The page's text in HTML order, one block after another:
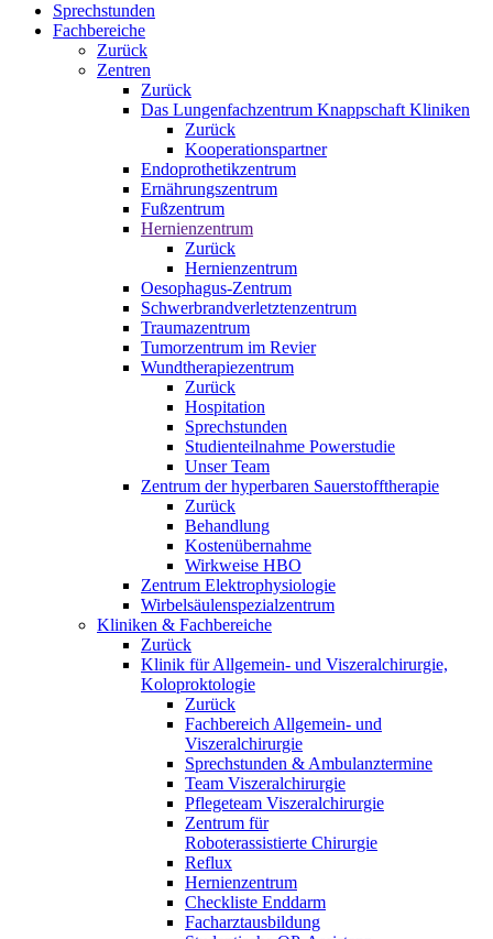
Sprechstunden
Fachbereiche
Zurück
Zentren
Zurück
Das Lungenfachzentrum Knappschaft Kliniken
Zurück
Kooperationspartner
Endoprothetikzentrum
Ernährungszentrum
Fußzentrum
Hernienzentrum
Zurück
Hernienzentrum
Oesophagus-Zentrum
Schwerbrandverletztenzentrum
Traumazentrum
Tumorzentrum im Revier
Wundtherapiezentrum
Zurück
Hospitation
Sprechstunden
Studienteilnahme Powerstudie
Unser Team
Zentrum der hyperbaren Sauerstofftherapie
Zurück
Behandlung
Kostenübernahme
Wirkweise HBO
Zentrum Elektrophysiologie
Wirbelsäulenspezialzentrum
Kliniken & Fachbereiche
Zurück
Klinik für Allgemein- und Viszeralchirurgie,
Koloproktologie
Zurück
Fachbereich Allgemein- und
Viszeralchirurgie
Sprechstunden & Ambulanztermine
Team Viszeralchirurgie
Pflegeteam Viszeralchirurgie
Zentrum für
Roboterassistierte Chirurgie
Reflux
Hernienzentrum
Checkliste Enddarm
Facharztausbildung